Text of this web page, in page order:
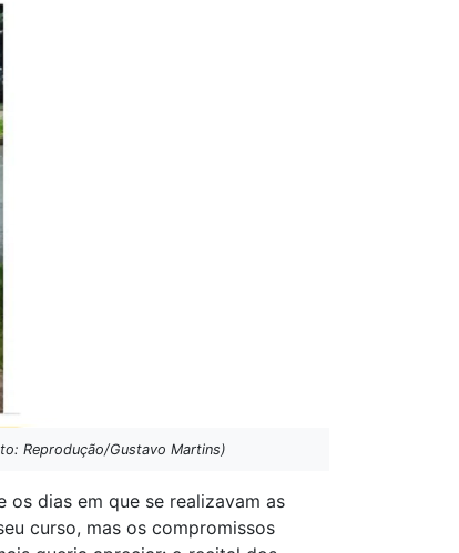
Reprodução/Gustavo Martins)
os dias em que se realizavam as
curso, mas os compromissos